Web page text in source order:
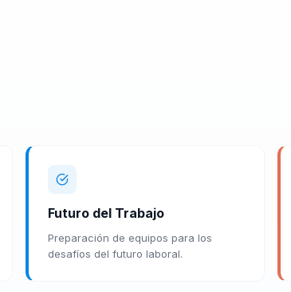
Futuro del Trabajo
Preparación de equipos para los
desafíos del futuro laboral.